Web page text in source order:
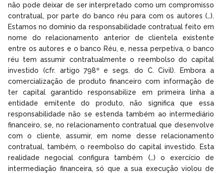
não pode deixar de ser interpretado como um compromisso
contratual, por parte do banco réu para com os autores (…).
Estamos no domínio da responsabilidade contratual feito em
nome do relacionamento anterior de clientela existente
entre os autores e o banco Réu, e, nessa perpetiva, o banco
réu tem assumir contratualmente o reembolso do capital
investido (cfr. artigo 798º e segs. do C. Civil). Embora a
comercialização de produto financeiro com informação de
ter capital garantido responsabilize em primeira linha a
entidade emitente do produto, não significa que essa
responsabilidade não se estenda também ao intermediário
financeiro, se, no relacionamento contratual que desenvolve
com o cliente, assumir, em nome desse relacionamento
contratual, também, o reembolso do capital investido. Esta
realidade negocial configura também (…) o exercício de
intermediação financeira, só que a sua execução violou de